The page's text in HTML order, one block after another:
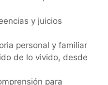
y juicios
personal y familiar
de lo vivido, desde
para